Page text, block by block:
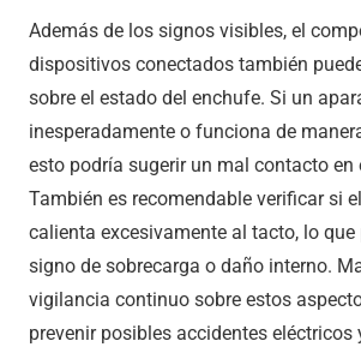
Además de los signos visibles, el
dispositivos conectados también
sobre el estado del enchufe. Si un
inesperadamente o funciona de
esto podría sugerir un mal contacto en
También es recomendable verificar si
calienta excesivamente al tacto, lo que
signo de sobrecarga o daño interno.
vigilancia continuo sobre estos
prevenir posibles accidentes eléctricos